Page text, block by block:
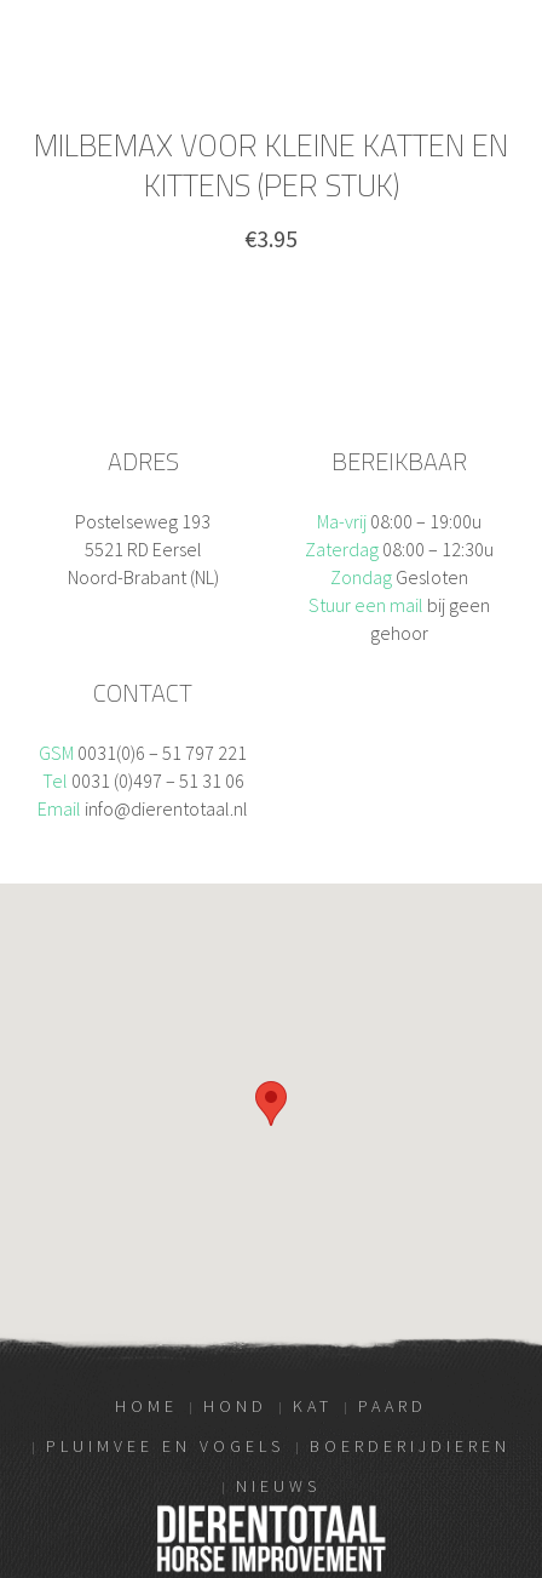
MILBEMAX VOOR KLEINE KATTEN EN
KITTENS (PER STUK)
€3.95
ADRES
Postelseweg 193
5521 RD Eersel
Noord-Brabant (NL)
BEREIKBAAR
Ma-vrij 08:00 – 19:00u
Zaterdag 08:00 – 12:30u
Zondag Gesloten
Stuur een mail bij geen
gehoor
CONTACT
GSM 0031(0)6 – 51 797 221
Tel 0031 (0)497 – 51 31 06
Email info@dierentotaal.nl
HOME HOND KAT
PAARD
PLUIMVEE EN VOGELS
BOERDERIJDIEREN
NIEUWS